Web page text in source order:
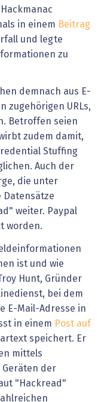
in einem Beitrag
und legte
zu
demnach aus E-
zugehörigen URLs,
Betroffen seien
zudem damit,
Stuffing
Auch der
die unter
Datensätze
weiter. Paypal
worden.
ist und wie
Hunt, Gründer
bei dem
E-Mail-Adresse in
in einem Post auf
speichert. Er
mittels
Geräten der
"Hackread"